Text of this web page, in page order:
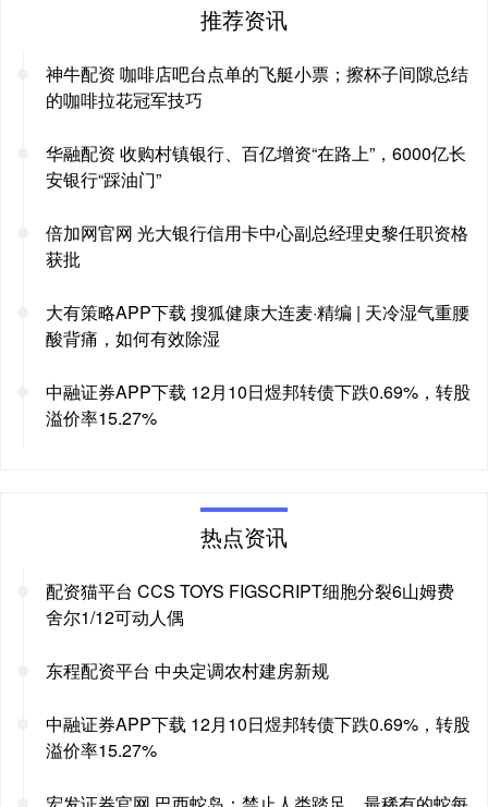
推荐资讯
神牛配资 咖啡店吧台点单的飞艇小票；擦杯子间隙总结
的咖啡拉花冠军技巧
华融配资 收购村镇银行、百亿增资“在路上”，6000亿长
安银行“踩油门”
倍加网官网 光大银行信用卡中心副总经理史黎任职资格
获批
大有策略APP下载 搜狐健康大连麦·精编 | 天冷湿气重腰
酸背痛，如何有效除湿
中融证券APP下载 12月10日煜邦转债下跌0.69%，转股
溢价率15.27%
热点资讯
配资猫平台 CCS TOYS FIGSCRIPT细胞分裂6山姆费
舍尔1/12可动人偶
东程配资平台 中央定调农村建房新规
中融证券APP下载 12月10日煜邦转债下跌0.69%，转股
溢价率15.27%